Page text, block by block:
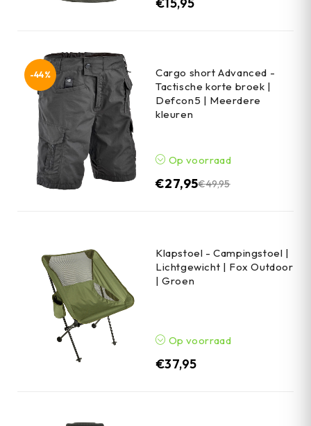
-44%
Cargo short Advanced -
Tactische korte broek |
Defcon5 | Meerdere
kleuren
Op voorraad
€49,95
€27,95
Klapstoel - Campingstoel |
Lichtgewicht | Fox Outdoor
| Groen
Op voorraad
€37,95